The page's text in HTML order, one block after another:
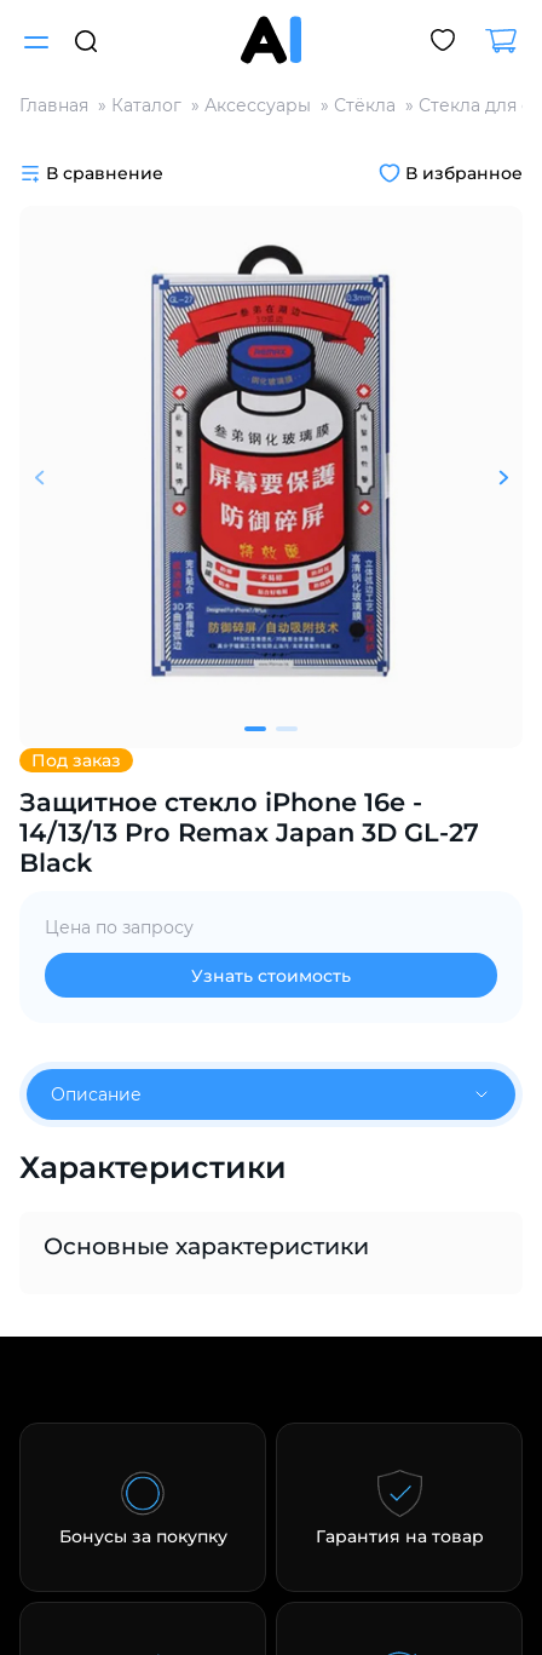
Главная Каталог Аксессуары Стёкла Стекла для
Под заказ
Защитное стекло iPhone 16e -
14/13/13 Pro Remax Japan 3D GL-27
Black
Цена по запросу
Узнать стоимость
В сравнение В избранное
Описание
Характеристики
Основные характеристики
Бонусы за покупку Гарантия на товар
Разбейте
на части
без переплат
График платежей
25
Добавляйте товары
в корзину
% картой любого банка
Получайте товар
выбранный способом
списываться
каждые 2 недели
8 800 302-02-51